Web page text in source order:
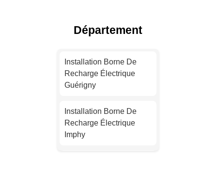
Toulouse
Nice
Département
Installation Borne De
Recharge Électrique
Guérigny
Installation Borne De
Recharge Électrique
Imphy